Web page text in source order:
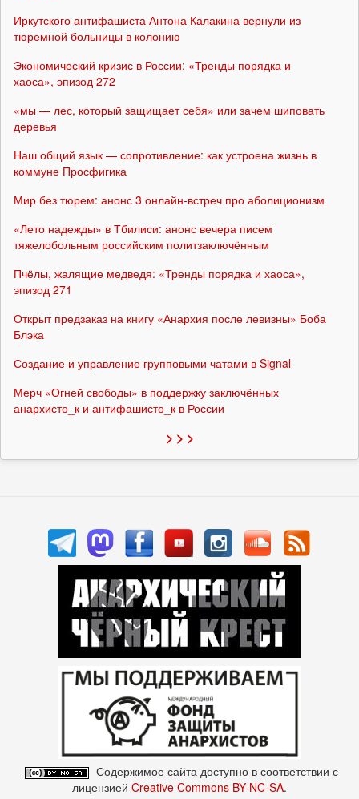
Иркутского антифашиста Антона Калакина вернули из
тюремной больницы в колонию
Экономический кризис в России: «Тренды порядка и
хаоса», эпизод 272
«мы — лес, который защищает себя» или зачем шиповать
деревья
Наш общий язык — сопротивление: как устроена жизнь в
коммуне Просфигика
Мир без тюрем: анонс 3 онлайн-встреч про аболиционизм
«Лето надежды» в Тбилиси: анонс вечера писем
тяжелобольным российским политзаключённым
Пчёлы, жалящие медведя: «Тренды порядка и хаоса»,
эпизод 271
Открыт предзаказ на книгу «Анархия после левизны» Боба
Блэка
Создание и управление групповыми чатами в Signal
Мерч «Огней свободы» в поддержку заключённых
анархисто_к и антифашисто_к в России
> > >
Содержимое сайта доступно в соответствии с
лицензией Creative Commons BY-NC-SA.